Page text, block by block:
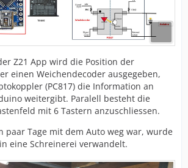
Z21 App wird die Position der
einen Weichendecoder ausgegeben,
(PC817) die Information an
weitergibt. Paralell besteht die
mit 6 Tastern anzuschliessen.
paar Tage mit dem Auto weg war, wurde
eine Schreinerei verwandelt.